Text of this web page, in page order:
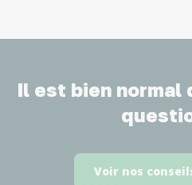
Il est bien normal
Voir nos